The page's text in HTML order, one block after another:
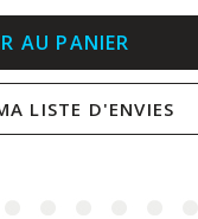
AU PANIER
LISTE D'ENVIES